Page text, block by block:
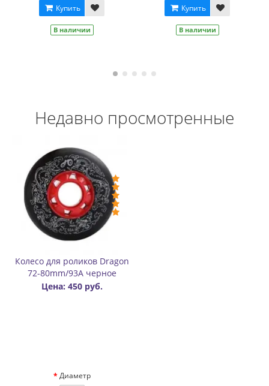
Купить
В наличии
В наличии
Недавно просмотренные
Колесо для роликов Dragon
72-80mm/93A черное
Цена: 450 руб.
Диаметр